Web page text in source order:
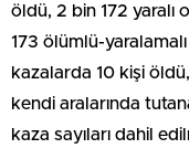
öldü, 2 bin 172 yaralı
173 ölümlü-
kazalarda 10 kişi
kendi aralarında
kaza sayıları dahil